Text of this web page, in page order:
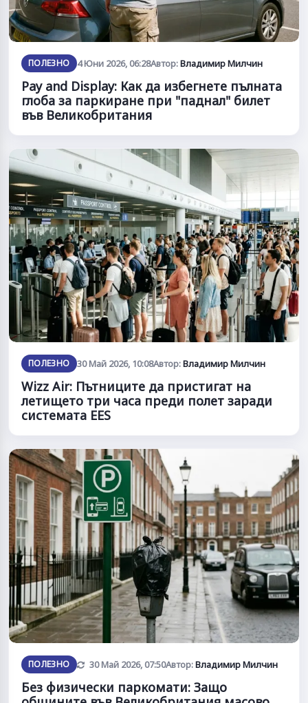
ПОЛЕЗНО 4 Юни 2026, 06:28Автор:Владимир Милчин
Pay and Display: Как да избегнете пълната
глоба за паркиране при "паднал" билет
във Великобритания
ПОЛЕЗНО 30 Май 2026, 10:08Автор:Владимир Милчин
Wizz Air: Пътниците да пристигат на
летището три часа преди полет заради
системата EES
ПОЛЕЗНО Обновена
30 Май 2026, 07:50Автор:Владимир Милчин
Без физически паркомати: Защо